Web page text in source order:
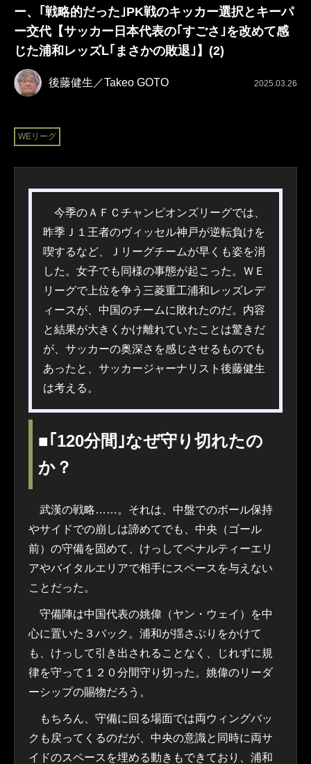
ー、｢戦略的だった｣PK戦のキッカー選択とキーパ
ー交代【サッカー日本代表の｢すごさ｣を改めて感
じた浦和レッズL｢まさかの敗退｣】(2)
後藤健生／Takeo GOTO 2025.03.26
WEリーグ
今季のＡＦＣチャンピオンズリーグでは、
昨季Ｊ１王者のヴィッセル神戸が逆転負けを
喫するなど、Ｊリーグチームが早くも姿を消
した。女子でも同様の事態が起こった。ＷＥ
リーグで上位を争う三菱重工浦和レッズレデ
ィースが、中国のチームに敗れたのだ。内容
と結果が大きくかけ離れていたことは驚きだ
が、サッカーの奥深さを感じさせるものでも
あったと、サッカージャーナリスト後藤健生
は考える。
■｢120分間｣なぜ守り切れたの
か？
武漢の戦略……。それは、中盤でのボール保持
やサイドでの崩しは諦めてでも、中央（ゴール
前）の守備を固めて、けっしてペナルティーエリ
アやバイタルエリアで相手にスペースを与えない
ことだった。
守備陣は中国代表の姚偉（ヤン・ウェイ）を中
心に置いた３バック。浦和が揺さぶりをかけて
も、けっして引き出されることなく、じれずに規
律を守って１２０分間守り切った。姚偉のリーダ
ーシップの賜物だろう。
もちろん、守備に回る場面では両ウィングバッ
クも戻ってくるのだが、中央の意識と同時に両サ
イドのスペースを埋める動きもできており、浦和